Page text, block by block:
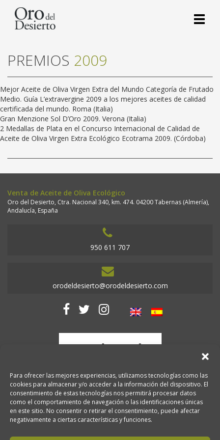
Para ofrecer las mejores experiencias, utilizamos tecnologías como las
cookies para almacenar y/o acceder a la información del dispositivo. El
consentimiento de estas tecnologías nos permitirá procesar datos
como el comportamiento de navegación o las identificaciones únicas
en este sitio. No consentir o retirar el consentimiento, puede afectar
negativamente a ciertas características y funciones.
PREMIOS 2009
Mejor Aceite de Oliva Virgen Extra del Mundo Categoría de Frutado
Medio. Guía L’extravergine 2009 a los mejores aceites de calidad
certificada del mundo. Roma (Italia)
Gran Menzione Sol D’Oro 2009. Verona (Italia)
2 Medallas de Plata en el Concurso Internacional de Calidad de
Aceite de Oliva Virgen Extra Ecológico Ecotrama 2009. (Córdoba)
Venta de Aceite de Oliva Ecológico
Oro del Desierto, Ctra. Nacional 340, km. 474. 04200 Tabernas (Almería),
Andalucía, España
950 611 707
orodeldesierto@orodeldesierto.com